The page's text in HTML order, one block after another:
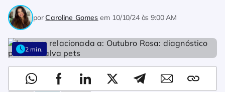
porCaroline Gomes em 10/10/24 às 9:00 AM
2 min.